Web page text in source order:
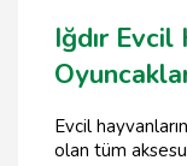
Iğdır
Evcil
olan tüm